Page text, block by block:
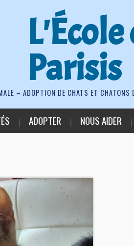
Parisis
– ADOPTION DE CHATS ET CHATONS
ADOPTER NOUS AIDER